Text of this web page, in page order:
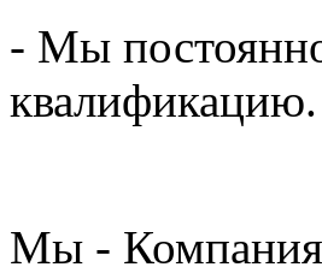
- Мы
квалификацию.
Мы -